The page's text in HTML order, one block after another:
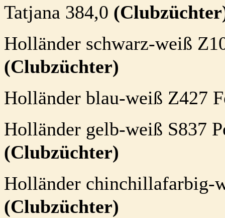
Tatjana 384,0
Holländer schwarz-weiß
(Clubzüchter)
Holländer blau-weiß Z427
Holländer gelb-weiß S837
(Clubzüchter)
Holländer chinchillafarbig-
(Clubzüchter)